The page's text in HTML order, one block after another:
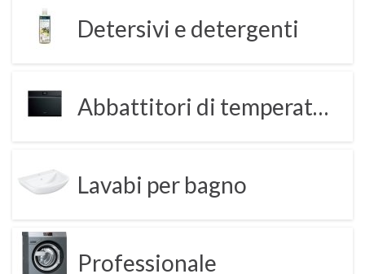
Detersivi e detergenti
Abbattitori di temperatura
Lavabi per bagno
Professionale